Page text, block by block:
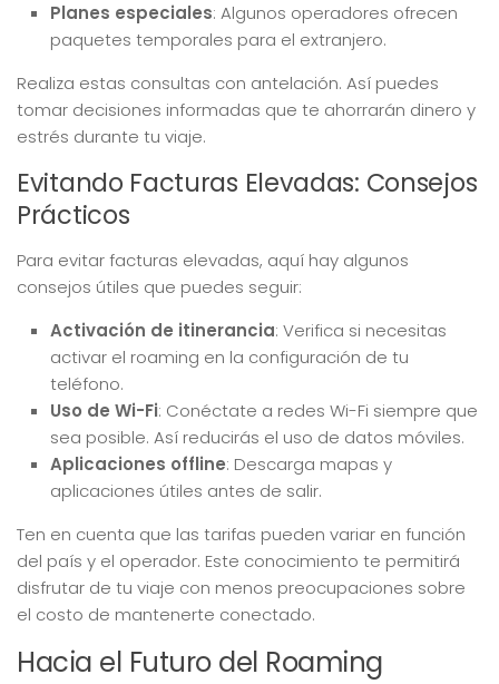
Planes especiales: Algunos operadores ofrecen
paquetes temporales para el extranjero.
Realiza estas consultas con antelación. Así puedes
tomar decisiones informadas que te ahorrarán dinero y
estrés durante tu viaje.
Evitando Facturas Elevadas: Consejos
Prácticos
Para evitar facturas elevadas, aquí hay algunos
consejos útiles que puedes seguir:
Activación de itinerancia: Verifica si necesitas
activar el roaming en la configuración de tu
teléfono.
Uso de Wi-Fi: Conéctate a redes Wi-Fi siempre que
sea posible. Así reducirás el uso de datos móviles.
Aplicaciones offline: Descarga mapas y
aplicaciones útiles antes de salir.
Ten en cuenta que las tarifas pueden variar en función
del país y el operador. Este conocimiento te permitirá
disfrutar de tu viaje con menos preocupaciones sobre
el costo de mantenerte conectado.
Hacia el Futuro del Roaming